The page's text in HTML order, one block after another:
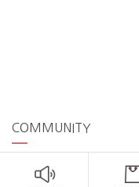
COMMUNITY